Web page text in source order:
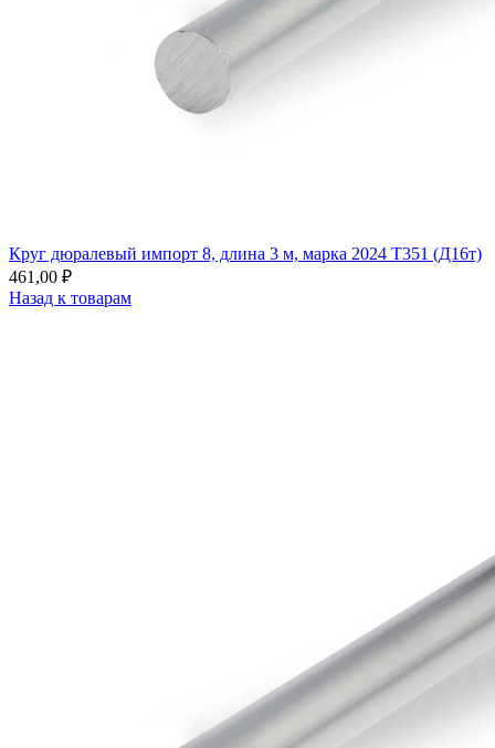
Круг дюралевый импорт 8, длина 3 м, марка 2024 T351 (Д16т)
461,00 ₽
Назад к товарам